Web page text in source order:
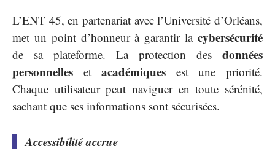
L’ENT 45, en partenariat avec l’Université d’Orléans,
met un point d’honneur à garantir la cybersécurité
de sa plateforme. La protection des données
personnelles etacadémiques est une priorité.
Chaque utilisateur peut naviguer en toute sérénité,
sachant que ses informations sont sécurisées.
Accessibilité accrue